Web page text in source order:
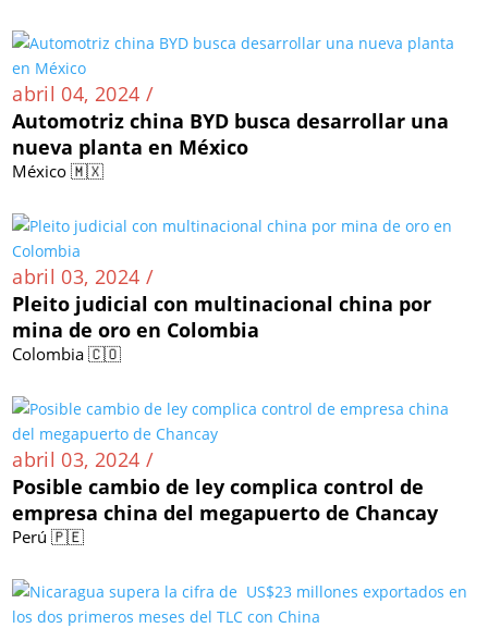
abril 04, 2024 /
Automotriz china BYD busca desarrollar una
nueva planta en México
México 🇲🇽
abril 03, 2024 /
Pleito judicial con multinacional china por
mina de oro en Colombia
Colombia 🇨🇴
abril 03, 2024 /
Posible cambio de ley complica control de
empresa china del megapuerto de Chancay
Perú 🇵🇪